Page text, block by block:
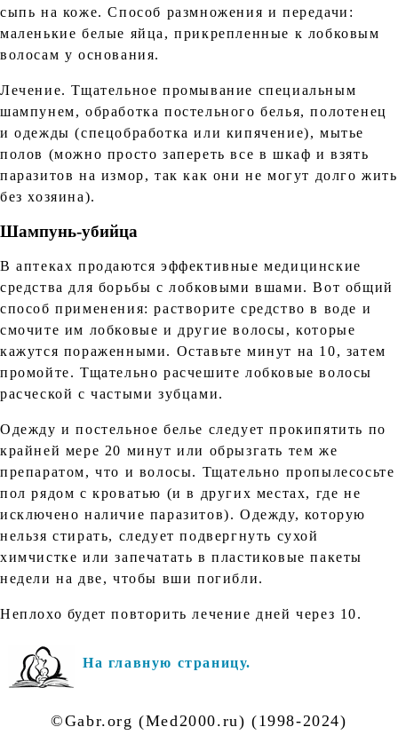
сыпь на коже. Способ размножения и передачи:
маленькие белые яйца, прикрепленные к лобковым
волосам у основания.
Лечение. Тщательное промывание специальным
шампунем, обработка постельного белья, полотенец
и одежды (спецобработка или кипячение), мытье
полов (можно просто запереть все в шкаф и взять
паразитов на измор, так как они не могут долго жить
без хозяина).
Шампунь-убийца
В аптеках продаются эффективные медицинские
средства для борьбы с лобковыми вшами. Вот общий
способ применения: растворите средство в воде и
смочите им лобковые и другие волосы, которые
кажутся пораженными. Оставьте минут на 10, затем
промойте. Тщательно расчешите лобковые волосы
расческой с частыми зубцами.
Одежду и постельное белье следует прокипятить по
крайней мере 20 минут или обрызгать тем же
препаратом, что и волосы. Тщательно пропылесосьте
пол рядом с кроватью (и в других местах, где не
исключено наличие паразитов). Одежду, которую
нельзя стирать, следует подвергнуть сухой
химчистке или запечатать в пластиковые пакеты
недели на две, чтобы вши погибли.
Неплохо будет повторить лечение дней через 10.
На главную страницу.
©Gabr.org (Med2000.ru) (1998-2024)